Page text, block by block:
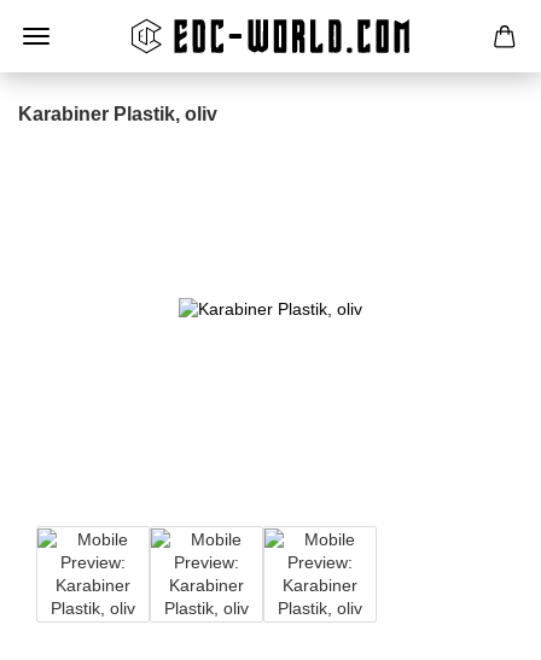
Karabiner Plastik, oliv